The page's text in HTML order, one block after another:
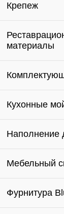
Крепеж
материалы
Кухонные
Наполнение
Мебельный
Фурнитура